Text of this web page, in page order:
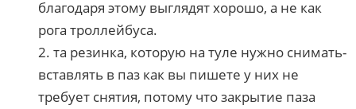
благодаря этому выглядят хорошо, а не как
рога троллейбуса.
2. та резинка, которую на туле нужно снимать-
вставлять в паз как вы пишете у них не
требует снятия, потому что закрытие паза